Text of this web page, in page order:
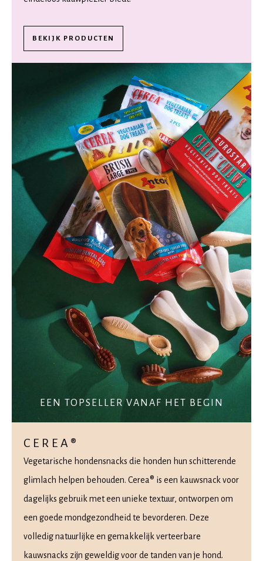
BEKIJK PRODUCTEN
EEN TOPSELLER VANAF HET BEGIN
CEREA®
Vegetarische hondensnacks die honden hun schitterende
glimlach helpen behouden. Cerea® is een kauwsnack voor
dagelijks gebruik met een unieke textuur, ontworpen om
een goede mondgezondheid te bevorderen. Deze
volledig natuurlijke en gemakkelijk verteerbare
kauwsnacks zijn geweldig voor de tanden van je hond.